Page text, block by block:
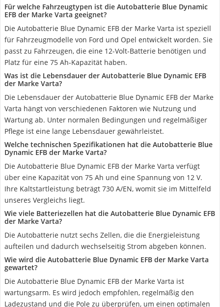
Für welche Fahrzeugtypen ist die Autobatterie Blue Dynamic
EFB der Marke Varta geeignet?
Die Autobatterie Blue Dynamic EFB der Marke Varta ist speziell
für Fahrzeugmodelle von Ford und Opel entwickelt worden. Sie
passt zu Fahrzeugen, die eine 12-Volt-Batterie benötigen und
Platz für eine 75 Ah-Kapazität haben.
Was ist die Lebensdauer der Autobatterie Blue Dynamic EFB
der Marke Varta?
Die Lebensdauer der Autobatterie Blue Dynamic EFB der Marke
Varta hängt von verschiedenen Faktoren wie Nutzung und
Wartung ab. Unter normalen Bedingungen und regelmäßiger
Pflege ist eine lange Lebensdauer gewährleistet.
Welche technischen Spezifikationen hat die Autobatterie Blue
Dynamic EFB der Marke Varta?
Die Autobatterie Blue Dynamic EFB der Marke Varta verfügt
über eine Kapazität von 75 Ah und eine Spannung von 12 V.
Ihre Kaltstartleistung beträgt 730 A/EN, womit sie im Mittelfeld
unseres Vergleichs liegt.
Wie viele Batteriezellen hat die Autobatterie Blue Dynamic EFB
der Marke Varta?
Die Autobatterie nutzt sechs Zellen, die die Energieleistung
aufteilen und dadurch wechselseitig Strom abgeben können.
Wie wird die Autobatterie Blue Dynamic EFB der Marke Varta
gewartet?
Die Autobatterie Blue Dynamic EFB der Marke Varta ist
wartungsarm. Es wird jedoch empfohlen, regelmäßig den
Ladezustand und die Pole zu überprüfen, um einen optimalen